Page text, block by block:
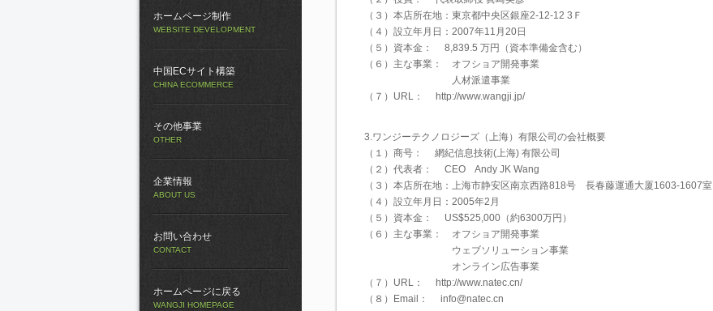
ホームページ制作
WEBSITE DEVELOPMENT
中国ECサイト構築
CHINA ECOMMERCE
その他事業
OTHER
企業情報
ABOUT US
お問い合わせ
CONTACT
ホームページに戻る
WANGJI HOMEPAGE
（３）本店所在地：東京都中央区銀座2-12-12 3Ｆ
（４）設立年月日：2007年11月20日
（５）資本金： 8,839.5 万円（資本準備金含む）
（６）主な事業： オフショア開発事業
人材派遣事業
（７）URL： http://www.wangji.jp/
3.ワンジーテクノロジーズ（上海）有限公司の会社概要
（１）商号： 網紀信息技術(上海) 有限公司
（２）代表者： CEO Andy JK Wang
（３）本店所在地：上海市静安区南京西路818号 長春藤運通大厦1603-1607室
（４）設立年月日：2005年2月
（５）資本金： US$525,000（約6300万円）
（６）主な事業： オフショア開発事業
ウェブソリューション事業
オンライン広告事業
（７）URL： http://www.natec.cn/
（８）Email： info@natec.cn